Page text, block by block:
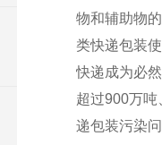
物和辅助物
类快递包装
快递成为必
超过900万
递包装污染